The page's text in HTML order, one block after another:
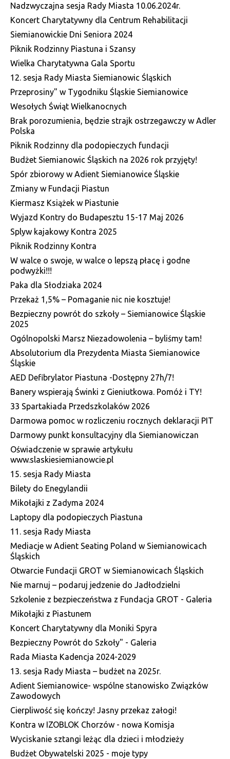
Nadzwyczajna sesja Rady Miasta 10.06.2024r.
Koncert Charytatywny dla Centrum Rehabilitacji
Siemianowickie Dni Seniora 2024
Piknik Rodzinny Piastuna i Szansy
Wielka Charytatywna Gala Sportu
12. sesja Rady Miasta Siemianowic Śląskich
Przeprosiny" w Tygodniku Śląskie Siemianowice
Wesołych Świąt Wielkanocnych
Brak porozumienia, będzie strajk ostrzegawczy w Adler
Polska
Piknik Rodzinny dla podopieczych fundacji
Budżet Siemianowic Śląskich na 2026 rok przyjęty!
Spór zbiorowy w Adient Siemianowice Śląskie
Zmiany w Fundacji Piastun
Kiermasz Książek w Piastunie
Wyjazd Kontry do Budapesztu 15-17 Maj 2026
Splyw kajakowy Kontra 2025
Piknik Rodzinny Kontra
W walce o swoje, w walce o lepszą płacę i godne
podwyżki!!!
Paka dla Słodziaka 2024
Przekaż 1,5% – Pomaganie nic nie kosztuje!
Bezpieczny powrót do szkoły – Siemianowice Śląskie
2025
Ogólnopolski Marsz Niezadowolenia – byliśmy tam!
Absolutorium dla Prezydenta Miasta Siemianowice
Śląskie
AED Defibrylator Piastuna -Dostępny 27h/7!
Banery wspierają Świnki z Gieniutkowa. Pomóż i TY!
33 Spartakiada Przedszkolaków 2026
Darmowa pomoc w rozliczeniu rocznych deklaracji PIT
Darmowy punkt konsultacyjny dla Siemianowiczan
Oświadczenie w sprawie artykułu
www.slaskiesiemianowcie.pl
15. sesja Rady Miasta
Bilety do Enegylandii
Mikołajki z Zadyma 2024
Laptopy dla podopieczych Piastuna
11. sesja Rady Miasta
Mediacje w Adient Seating Poland w Siemianowicach
Śląskich
Otwarcie Fundacji GROT w Siemianowicach Śląskich
Nie marnuj – podaruj jedzenie do Jadłodzielni
Szkolenie z bezpieczeństwa z Fundacja GROT - Galeria
Mikołajki z Piastunem
Koncert Charytatywny dla Moniki Spyra
Bezpieczny Powrót do Szkoły" - Galeria
Rada Miasta Kadencja 2024-2029
13. sesja Rady Miasta – budżet na 2025r.
Adient Siemianowice- wspólne stanowisko Związków
Zawodowych
Cierpliwość się kończy! Jasny przekaz załogi!
Kontra w IZOBLOK Chorzów - nowa Komisja
Wyciskanie sztangi leżąc dla dzieci i młodzieży
Budżet Obywatelski 2025 - moje typy